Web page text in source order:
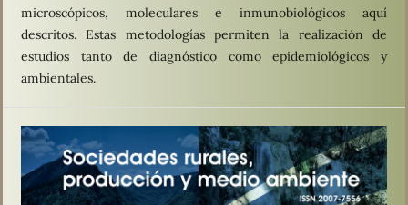
microscópicos, moleculares e inmunobiológicos aquí
descritos. Estas metodologías permiten la realización de
estudios tanto de diagnóstico como epidemiológicos y
ambientales.